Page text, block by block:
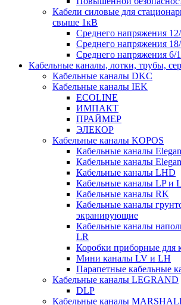
Кабели силовые для
свыше 1кВ
Среднего напряжения
Среднего напряжения
Среднего напряжения 6/
Кабельные каналы, лотки, трубы,
Кабельные каналы DKC
Кабельные каналы IEK
ECOLINE
ИМПАКТ
ПРАЙМЕР
ЭЛЕКОР
Кабельные каналы KOPOS
Кабельные каналы
Кабельные каналы
Кабельные каналы LHD
Кабельные каналы LP и
Кабельные каналы RK
Кабельные каналы
экранирующие
Кабельные каналы
LR
Коробки приборные для
Мини каналы LV и LH
Парапетные кабельные
Кабельные каналы LEGRAND
DLP
Кабельные каналы